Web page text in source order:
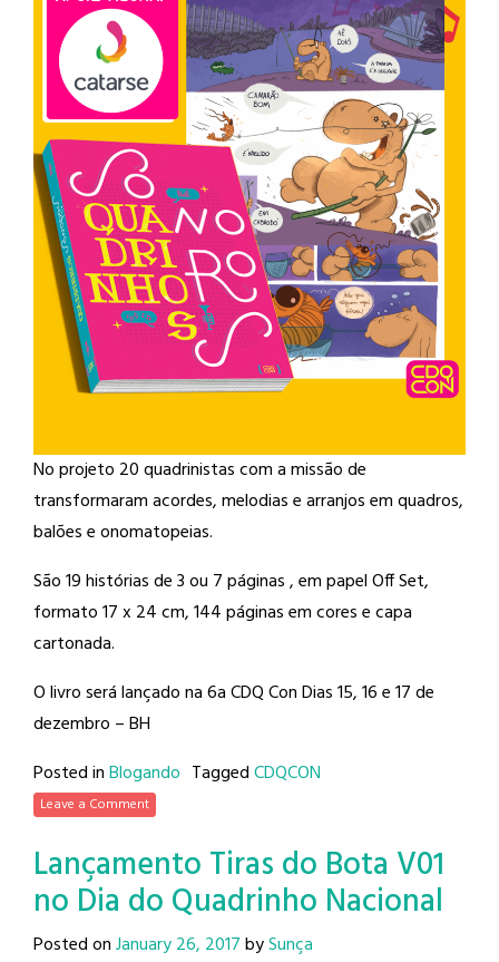
No projeto 20 quadrinistas com a missão de
transformaram acordes, melodias e arranjos em quadros,
balões e onomatopeias.
São 19 histórias de 3 ou 7 páginas , em papel Off Set,
formato 17 x 24 cm, 144 páginas em cores e capa
cartonada.
O livro será lançado na 6a CDQ Con Dias 15, 16 e 17 de
dezembro – BH
Posted inBlogando TaggedCDQCON
Leave a Comment
Lançamento Tiras do Bota V01
no Dia do Quadrinho Nacional
Posted onJanuary 26, 2017bySunça